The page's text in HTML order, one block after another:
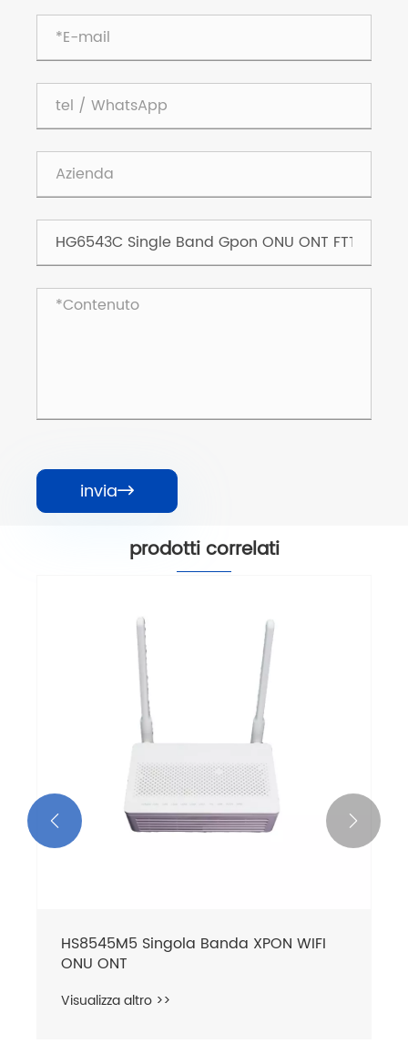
invia
prodotti correlati
HS8545M5 Singola Banda XPON WIFI
ONU ONT
Visualizza altro >>
 